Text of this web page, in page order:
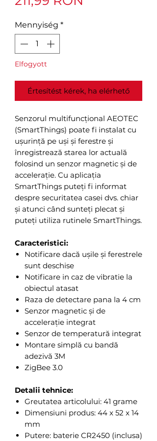
Mennyiség *
Elfogyott
Értesítést kérek, ha elérhető
Senzorul multifuncțional AEOTEC
(SmartThings) poate fi instalat cu
ușurință pe uși și ferestre și
înregistrează starea lor actuală
folosind un senzor magnetic și de
accelerație. Cu aplicația
SmartThings puteți fi informat
despre securitatea casei dvs. chiar
și atunci când sunteți plecat și
puteți utiliza rutinele SmartThings.
Caracteristici:
Notificare dacă ușile și ferestrele
sunt deschise
Notificare in caz de vibratie la
obiectul atasat
Raza de detectare pana la 4 cm
Senzor magnetic și de
accelerație integrat
Senzor de temperatură integrat
Montare simplă cu bandă
adezivă 3M
ZigBee 3.0
Detalii tehnice:
Greutatea articolului: 41 grame
Dimensiuni produs: 44 x 52 x 14
mm
Putere: baterie CR2450 (inclusa)